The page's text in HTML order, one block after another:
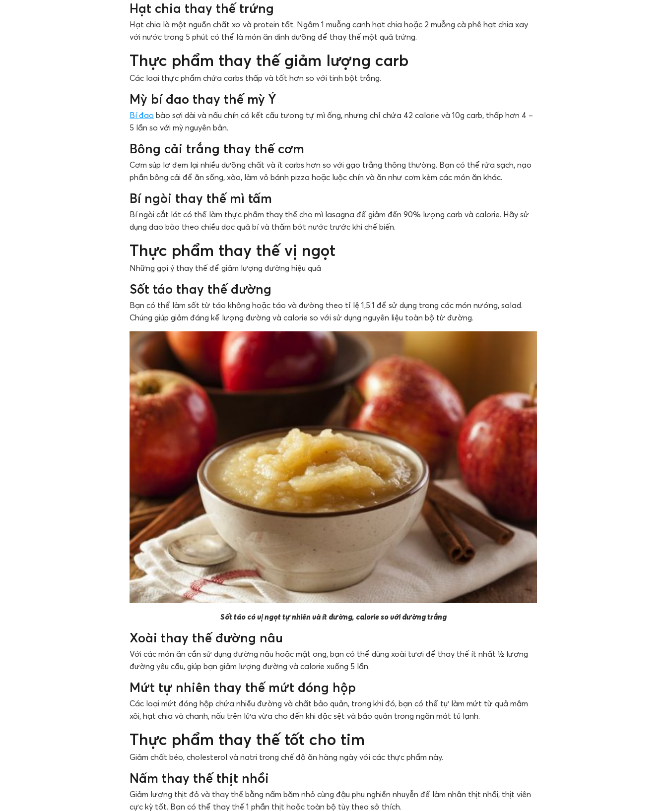
Hạt chia thay thế trứng
Hạt chia là một nguồn chất xơ và protein tốt. Ngâm 1 muỗng canh hạt chia hoặc 2 muỗng cà phê hạt chia xay
với nước trong 5 phút có thể là món ăn dinh dưỡng để thay thế một quả trứng.
Thực phẩm thay thế giảm lượng carb
Các loại thực phẩm chứa carbs thấp và tốt hơn so với tinh bột trắng.
Mỳ bí đao thay thế mỳ Ý
Bí đao bào sợi dài và nấu chín có kết cấu tương tự mì ống, nhưng chỉ chứa 42 calorie và 10g carb, thấp hơn 4 –
5 lần so với mỳ nguyên bản.
Bông cải trắng thay thế cơm
Cơm súp lơ đem lại nhiều dưỡng chất và ít carbs hơn so với gạo trắng thông thường. Bạn có thể rửa sạch, nạo
phần bông cải để ăn sống, xào, làm vỏ bánh pizza hoặc luộc chín và ăn như cơm kèm các món ăn khác.
Bí ngòi thay thế mì tấm
Bí ngòi cắt lát có thể làm thực phẩm thay thế cho mì lasagna để giảm đến 90% lượng carb và calorie. Hãy sử
dụng dao bào theo chiều dọc quả bí và thấm bớt nước trước khi chế biến.
Thực phẩm thay thế vị ngọt
Những gợi ý thay thế để giảm lượng đường hiệu quả
Sốt táo thay thế đường
Bạn có thể làm sốt từ táo không hoặc táo và đường theo tỉ lệ 1,5:1 để sử dụng trong các món nướng, salad.
Chúng giúp giảm đáng kể lượng đường và calorie so với sử dụng nguyên liệu toàn bộ từ đường.
Sốt táo có vị ngọt tự nhiên và ít đường, calorie so với đường trắng
Xoài thay thế đường nâu
Với các món ăn cần sử dụng đường nâu hoặc mật ong, bạn có thể dùng xoài tươi để thay thế ít nhất ½ lượng
đường yêu cầu, giúp bạn giảm lượng đường và calorie xuống 5 lần.
Mứt tự nhiên thay thế mứt đóng hộp
Các loại mứt đóng hộp chứa nhiều đường và chất bảo quản, trong khi đó, bạn có thể tự làm mứt từ quả mâm
xôi, hạt chia và chanh, nấu trên lửa vừa cho đến khi đặc sệt và bảo quản trong ngăn mát tủ lạnh.
Thực phẩm thay thế tốt cho tim
Giảm chất béo, cholesterol và natri trong chế độ ăn hàng ngày với các thực phẩm này.
Nấm thay thế thịt nhồi
Giảm lượng thịt đỏ và thay thế bằng nấm băm nhỏ cùng đậu phụ nghiền nhuyễn để làm nhân thịt nhồi, thịt viên
cực kỳ tốt. Bạn có thể thay thế 1 phần thịt hoặc toàn bộ tùy theo sở thích.